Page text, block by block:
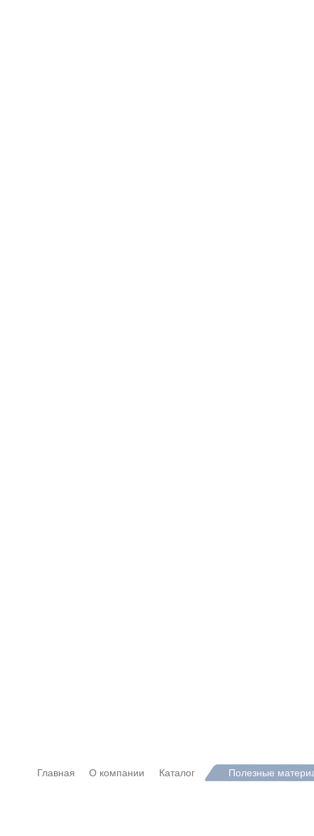
Главная О компании Каталог Полезные